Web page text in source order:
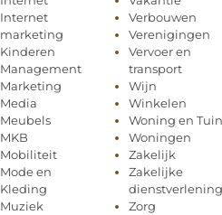
Internet
marketing
Kinderen
Management
Marketing
Media
Meubels
MKB
Mobiliteit
Mode en
Kleding
Muziek
Verbouwen
Verenigingen
Vervoer en
transport
Wijn
Winkelen
Woning en Tuin
Woningen
Zakelijk
Zakelijke
dienstverlening
Zorg